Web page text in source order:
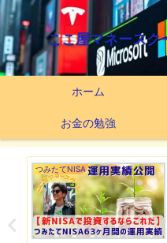
ここ屋マネースク
ホーム
お金の勉強
つみたてNISA